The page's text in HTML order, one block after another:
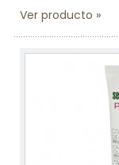
Ver producto